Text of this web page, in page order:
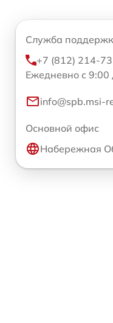
Служба
+7 (812) 214-
Ежедневно с 9:00
info@spb.msi-
Основной офис
Набережная